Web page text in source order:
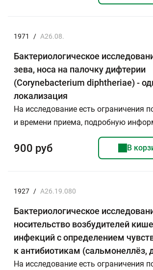
1971 / A26.08.
Бактериологическое
зева, носа на палочку дифтерии
(Corynebacterium diphtheriae) -
локализация
На исследование есть ограничения
и времени приема, подробную
900 руб В
1927 / A26.19.080
Бактериологическое
носительство возбудителей
инфекций с определением
к антибиотикам (сальмонеллёз,
На исследование есть ограничения